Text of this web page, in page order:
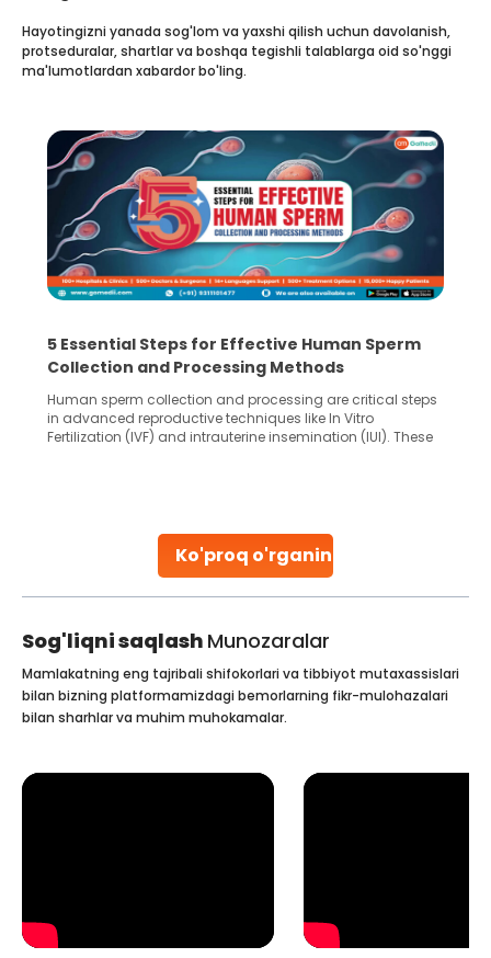
Ko'proq o'rganing
Hayotingizni yanada sog'lom va yaxshi qilish uchun davolanish,
protseduralar, shartlar va boshqa tegishli talablarga oid so'nggi
ma'lumotlardan xabardor bo'ling.
5 Essential Steps for Effective Human Sperm
Collection and Processing Methods
Human sperm collection and processing are critical steps
in advanced reproductive techniques like In Vitro
Fertilization (IVF) and intrauterine insemination (IUI). These
collected, they process the
Sog'liqni saqlash Munozaralar
Mamlakatning eng tajribali shifokorlari va tibbiyot mutaxassislari
bilan bizning platformamizdagi bemorlarning fikr-mulohazalari
bilan sharhlar va muhim muhokamalar.